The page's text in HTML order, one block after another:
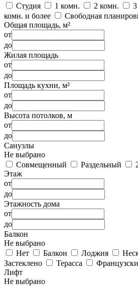
Студия 1 комн. 2 комн.
комн. и более
Свободная
Общая площадь, м²
от
до
Жилая площадь
от
до
Площадь кухни, м²
от
до
Высота потолков, м
от
до
Санузлы
Не выбрано
Совмещенный
Раздельный
Этаж
от
до
Этажность дома
от
до
Балкон
Не выбрано
Нет
Балкон Лоджия
Застеклено
Терасса
Лифт
Не выбрано